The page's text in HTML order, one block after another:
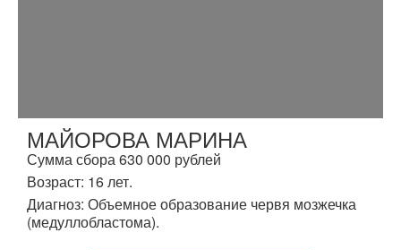
МАЙОРОВА МАРИНА
Сумма сбора 630 000 рублей
Возраст: 16 лет.
Диагноз: Объемное образование червя мозжечка
(медуллобластома).